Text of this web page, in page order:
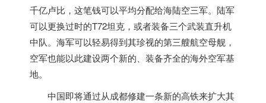
千亿卢比，这笔钱可以平均分配给海陆空三军。陆军
可以更换过时的T72坦克，或者装备三个武装直升机
中队。海军可以轻易得到其珍视的第三艘航空母舰，
空军也能以此建设两个新的、装备齐全的海外空军基
地。
中国即将通过从成都修建一条新的高铁来扩大其